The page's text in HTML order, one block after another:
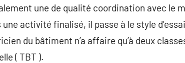
une de qualité coordination avec le
activité finalisé, il passe à le style
du bâtiment n’a affaire qu’à deux
( TBT ).